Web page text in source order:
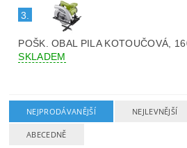
3.
POŠK. OBAL PILA KOTOUČOVÁ,
SKLADEM
NEJPRODÁVANĚJŠÍ NEJLEVNĚJŠÍ
ABECEDNĚ